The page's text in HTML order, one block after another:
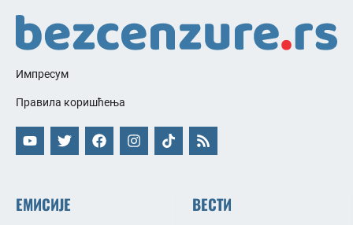
Импресум
Правила коришћења
ЕМИСИЈЕ ВЕСТИ